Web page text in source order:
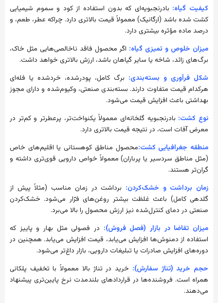
کیفیت گیاه: بادرنجبویه‌ای که بدون استفاده از کود و سموم شیمیایی
کشت شده باشد (ارگانیک) معمولاً قیمت بالاتری دارد. چراکه عطر، طعم، و
درصد ماده مؤثره بیشتری دارد.
میزان خلوص و تمیزی گیاه: اگر محصول فاقد ناخالصی‌هایی مثل خاک،
برگ‌های زائد، شاخه یا سایر گیاهان باشد، ارزش بالاتری خواهد داشت.
شکل فرآوری و بسته‌بندی: برگ کامل، پودر‌شده، خرد‌شده یا فله‌ای
هرکدام قیمت متفاوت دارند. بسته‌بندی صنعتی، وکیوم‌شده و دارای مجوز
بهداشتی باعث افزایش قیمت می‌شود.
نوع کشت: بادرنجبویه گلخانه‌ای معمولاً یکنواخت‌تر، پرعطرتر و کم‌تر در
معرض آفات است، در نتیجه قیمت بالاتری دارد.
منطقه جغرافیایی کشت:محصول مناطق کوهستانی یا اقلیم‌های خاص
(مثل مناطق سردسیر یا پرباران) معمولاً خواص دارویی قوی‌تری داشته و
گران‌تر هستند.
زمان برداشت و خشک‌کردن: برداشت در زمان مناسب (مثلاً پیش از
گلدهی کامل) باعث غلظت بیشتر روغن‌های فرّار می‌شود. خشک‌کردن
صنعتی در دمای کنترل‌شده نیز ارزش محصول را بالا می‌برد.
میزان تقاضا در بازار (فصل فروش): در فصولی مثل بهار و پاییز که
استفاده از دمنوش‌ها افزایش می‌یابد، قیمت افزایش می‌یابد. همچنین در
دوره‌های افزایش صادرات یا تبلیغات دارویی، بازار داغ‌تر می‌شود.
حجم خرید (تناژ سفارش): خرید در تناژ بالا معمولاً با تخفیف پلکانی
همراه است. فروشنده‌ها در قراردادهای بلندمدت نرخ پایین‌تری پیشنهاد
می‌دهند.